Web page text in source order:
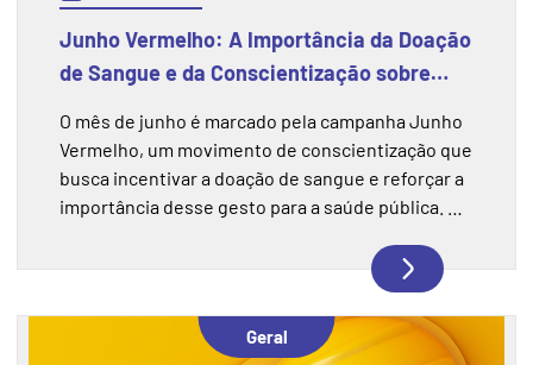
Junho Vermelho: A Importância da Doação
de Sangue e da Conscientização sobre
O mês de junho é marcado pela campanha Junho
Vermelho, um movimento de conscientização que
busca incentivar a doação de sangue e reforçar a
importância desse gesto para a saúde pública. A
constante de manter os estoques de sangue
abastecidos, especialmente durante períodos do
ano em que as doações costumam diminuir. Mais
do que uma ação solidária, doar sangue é uma
Geral